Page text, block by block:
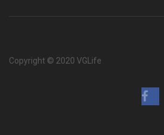
Copyright © 2020 VGLife